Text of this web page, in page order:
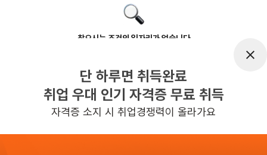
찾으시는 조건의 일자리가 없습니다
반경 3KM 이내의 일자리 확인하기
단 하루면 취득완료
취업 우대 인기 자격증 무료 취득
자격증 소지 시 취업경쟁력이 올라가요